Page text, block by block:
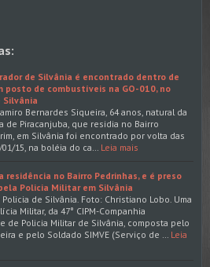
de Silvânia é encontrado dentro de
posto de combustíveis na GO-010, no
Silvânia
Bernardes Siqueira, 64 anos, natural da
de Piracanjuba, que residia no Bairro
em Silvânia foi encontrado por volta das
15, na boléia do ca…
Leia mais
residência no Bairro Pedrinhas, e é preso
Policia Militar em Silvânia
de Silvânia. Foto: Christiano Lobo. Uma
Militar, da 47° CIPM-Companhia
de Policia Militar de Silvânia, composta pelo
e pelo Soldado SIMVE (Serviço de …
Leia